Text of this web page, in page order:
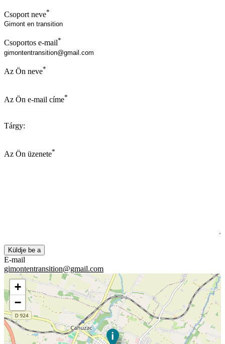
Csoport neve*
Csoportos e-mail*
Az Ön neve*
Az Ön e-mail címe*
Tárgy:
Az Ön üzenete*
E-mail
gimontentransition@gmail.com
+
−